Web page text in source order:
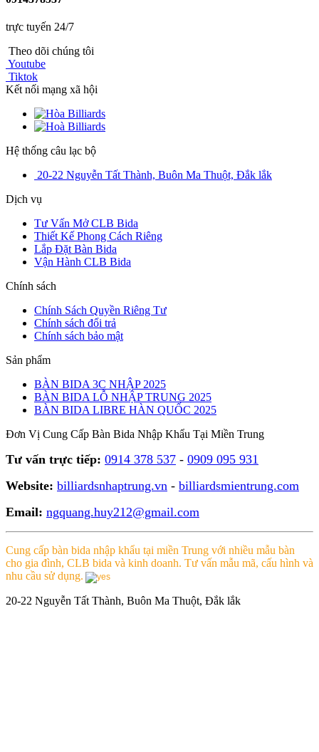
trực tuyến 24/7
Theo dõi chúng tôi
Youtube
Tiktok
Kết nối mạng xã hội
Hệ thống câu lạc bộ
20-22 Nguyễn Tất Thành, Buôn Ma Thuột, Đắk lắk
Dịch vụ
Tư Vấn Mở CLB Bida
Thiết Kế Phong Cách Riêng
Lắp Đặt Bàn Bida
Vận Hành CLB Bida
Chính sách
Chính Sách Quyền Riêng Tư
Chính sách đổi trả
Chính sách bảo mật
Sản phẩm
BÀN BIDA 3C NHẬP 2025
BÀN BIDA LỖ NHẬP TRUNG 2025
BÀN BIDA LIBRE HÀN QUỐC 2025
Đơn Vị Cung Cấp Bàn Bida Nhập Khẩu Tại Miền Trung
Tư vấn trực tiếp: 0914 378 537 - 0909 095 931
Website: billiardsnhaptrung.vn - billiardsmientrung.com
Email: ngquang.huy212@gmail.com
Cung cấp bàn bida nhập khẩu tại miền Trung với nhiều mẫu bàn
cho gia đình, CLB bida và kinh doanh. Tư vấn mẫu mã, cấu hình và
nhu cầu sử dụng.
20-22 Nguyễn Tất Thành, Buôn Ma Thuột, Đắk lắk